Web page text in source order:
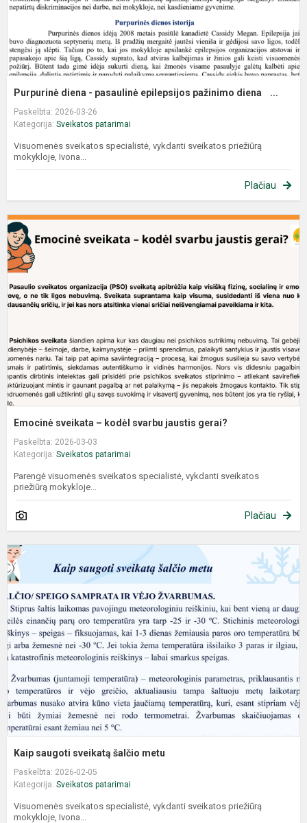
Purpurinė diena - pasaulinė epilepsijos pažinimo diena ...
Paskelbta: 2026-03-26
Kategorija: Sveikatos patarimai
Visuomenės sveikatos specialistė, vykdanti sveikatos priežiūrą
mokykloje, Ivona...
Plačiau
Emocinė sveikata – kodėl svarbu jaustis gerai?
Paskelbta: 2026-03-03
Kategorija: Sveikatos patarimai
Parengė visuomenės sveikatos specialistė, vykdanti sveikatos
priežiūrą mokykloje...
Plačiau
Kaip saugoti sveikatą šalčio metu
Paskelbta: 2026-02-05
Kategorija: Sveikatos patarimai
Visuomenės sveikatos specialistė, vykdanti sveikatos priežiūrą
mokykloje, Ivona...